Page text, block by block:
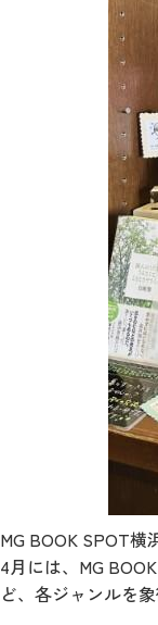
MG BOOK SPOT横
4月には、MG
ど、各ジャンルを